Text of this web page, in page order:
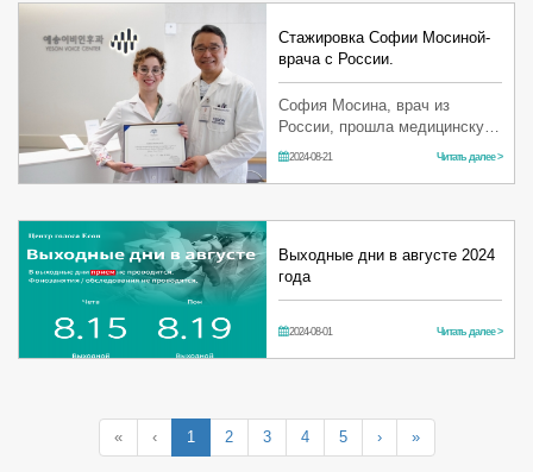
Стажировка Софии Мосиной-
врача с России.
София Мосина, врач из
России, прошла медицинскую
стажировку с 1 по 16 августа
2024-08-21 Читать далее >
Выходные дни в августе 2024
года
2024-08-01 Читать далее >
« ‹ 1 2 3 4 5 › »